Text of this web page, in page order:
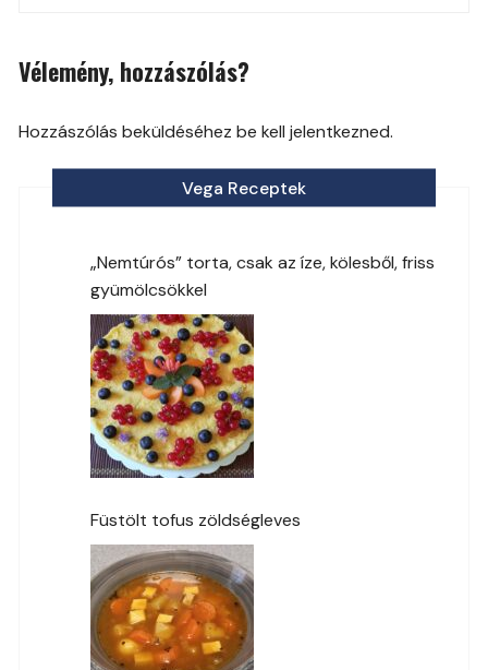
Vélemény, hozzászólás?
Hozzászólás beküldéséhez be kell jelentkezned.
Vega Receptek
„Nemtúrós” torta, csak az íze, kölesből, friss
gyümölcsökkel
Füstölt tofus zöldségleves